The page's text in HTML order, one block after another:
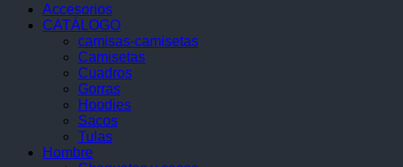
Accesorios
CATÁLOGO
camisas-camisetas
Camisetas
Cuadros
Gorras
Hoodies
Sacos
Tulas
Hombre